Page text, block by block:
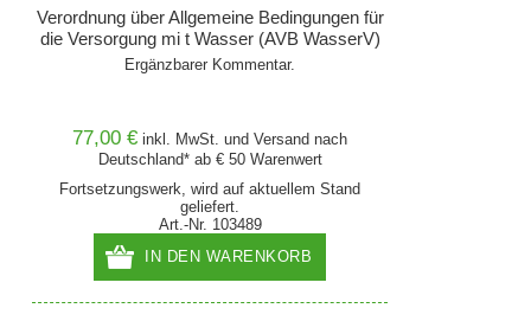
Verordnung über Allgemeine Bedingungen für
die Versorgung mi t Wasser (AVB WasserV)
Ergänzbarer Kommentar.
77,00 € inkl. MwSt. undVersand nach
Deutschland* ab € 50 Warenwert
Fortsetzungswerk, wird auf aktuellem Stand
geliefert.
Art.-Nr. 103489
IN DEN WARENKORB